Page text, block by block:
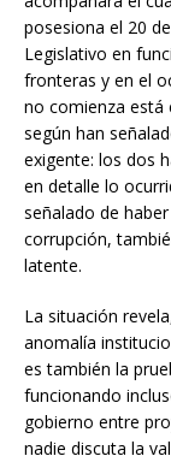
posesiona el 20
Legislativo en
fronteras y en el
no comienza está
según han
exigente: los dos
en detalle lo
señalado de
corrupción,
latente.
La situación
anomalía
es también la
funcionando
gobierno entre
nadie discuta la